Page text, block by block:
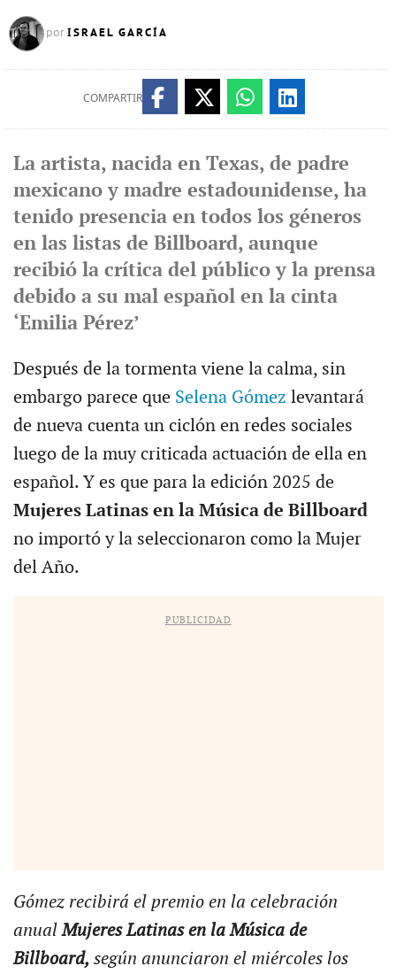
por ISRAEL GARCÍA
COMPARTIR
La artista, nacida en Texas, de padre
mexicano y madre estadounidense, ha
tenido presencia en todos los géneros
en las listas de Billboard, aunque
recibió la crítica del público y la prensa
debido a su mal español en la cinta
‘Emilia Pérez’
Después de la tormenta viene la calma, sin
embargo parece que Selena Gómez levantará
de nueva cuenta un ciclón en redes sociales
luego de la muy criticada actuación de ella en
español. Y es que para la edición 2025 de
Mujeres Latinas en la Música de Billboard
no importó y la seleccionaron como la Mujer
del Año.
PUBLICIDAD
Gómez recibirá el premio en la celebración
anualMujeres Latinas en la Música de
Billboard, según anunciaron el miércoles los